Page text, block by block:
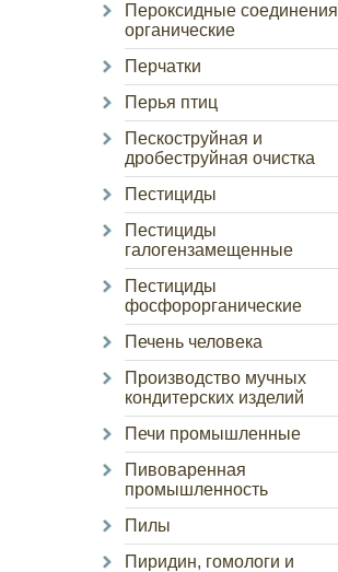
Пероксидные соединения
органические
Перчатки
Перья птиц
Пескоструйная и
дробеструйная очистка
Пестициды
Пестициды
галогензамещенные
Пестициды
фосфорорганические
Печень человека
Производство мучных
кондитерских изделий
Печи промышленные
Пивоваренная
промышленность
Пилы
Пиридин, гомологи и